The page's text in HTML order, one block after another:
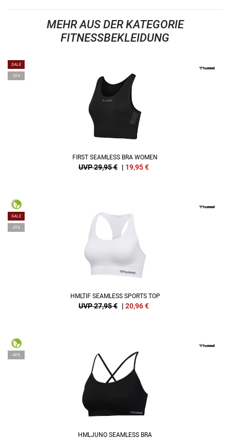
MEHR AUS DER KATEGORIE
FITNESSBEKLEIDUNG
SALE
-33%
FIRST SEAMLESS BRA WOMEN
UVP 29,95 € | 19,95€
SALE
-25%
HMLTIF SEAMLESS SPORTS TOP
UVP 27,95 € | 20,96€
-40%
HMLJUNO SEAMLESS BRA